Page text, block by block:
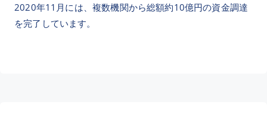
2020年11月には、複数機関から総額約10億円の資金調達
を完了しています。